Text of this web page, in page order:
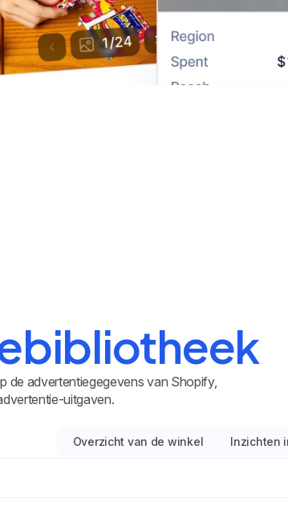
de advertentiegegevens van Shopify,
uitgaven.
Overzicht van de winkel Inzichten